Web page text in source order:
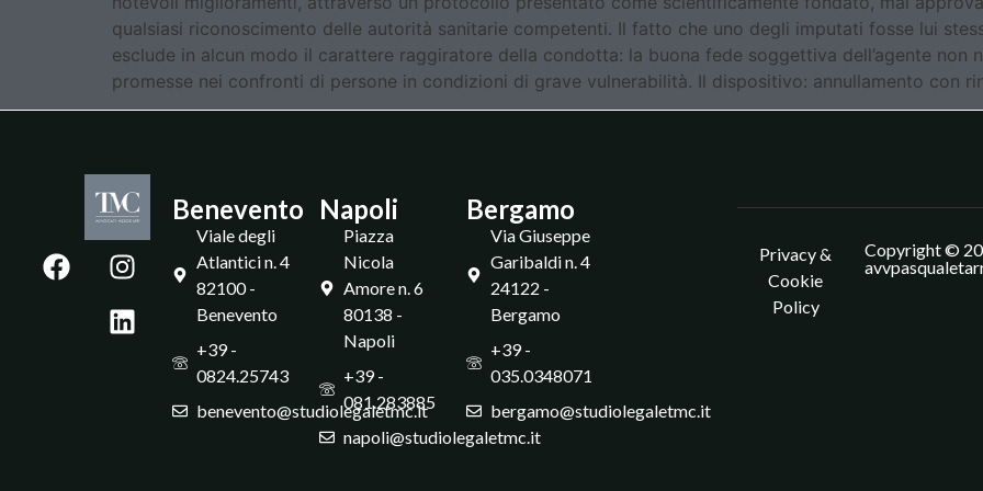
qualsiasi riconoscimento delle autorità sanitarie competenti. Il fatto che uno degli imputati fosse lui
esclude in alcun modo il carattere raggiratore della condotta: la buona fede soggettiva dell’agente non
promesse nei confronti di persone in condizioni di grave vulnerabilità. Il dispositivo: annullamento con
Benevento
Viale degli
Atlantici n. 4
82100 -
Benevento
+39 -
0824.25743
benevento@studiolegaletmc.it
Napoli
Piazza
Nicola
Amore n. 6
80138 -
Napoli
+39 -
081.283885
napoli@studiolegaletmc.it
Bergamo
Via Giuseppe
Garibaldi n. 4
24122 -
Bergamo
+39 -
035.0348071
bergamo@studiolegaletmc.it
Privacy &
Cookie
Policy
Copyright ©